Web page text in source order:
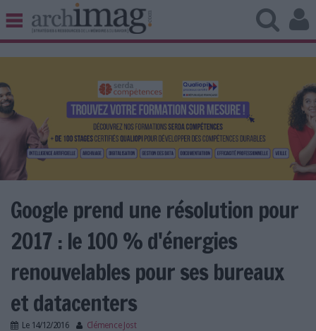
BIBLIOTHÈQUE ÉDITION
UNIVERS DATA
TRAVAIL COLLABORATIF
VIE NUMÉRIQUE
NUMÉRIQUE RESPONSABLE
LES NEWSLETTERS
LE MAGAZINE
LES GUIDES PRATIQUES
Google prend une résolution pour
2017 : le 100 % d'énergies
renouvelables pour ses bureaux
et datacenters
Le 14/12/2016 Clémence Jost